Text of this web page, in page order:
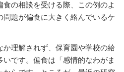
の相談を受ける際、この例のよ
問題が偏食に大きく絡んでいるケ
理解されず、保育園や学校の給
です。偏食は「感情的なわがま